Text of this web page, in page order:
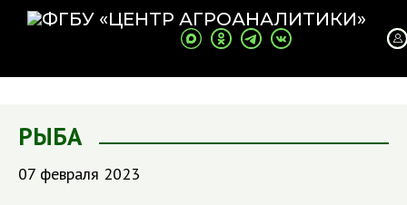
РЫБА
07 февраля 2023